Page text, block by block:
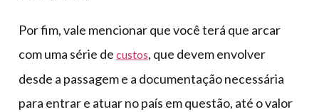
Por fim, vale mencionar que você terá que arcar
com uma série de custos, que devem envolver
desde a passagem e a documentação necessária
para entrar e atuar no país em questão, até o valor